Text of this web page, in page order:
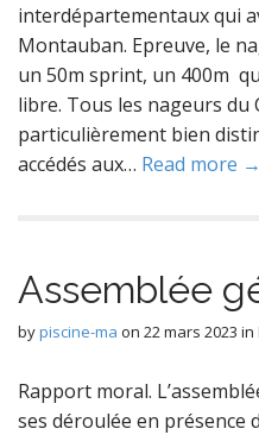
interdépartementaux qui
Montauban. Epreuve, le
un 50m sprint, un 400m
libre. Tous les nageurs du
particulièrement bien
accédés aux… Read more →
Assemblée
bypiscine-ma on 22 mars 2023 in
Rapport moral.
ses déroulée en présence